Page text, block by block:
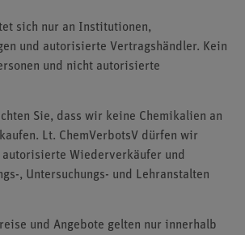
sich nur an Institutionen,
und autorisierte Vertragshändler. Kein
und nicht autorisierte
Sie, dass wir keine Chemikalien an
Lt. ChemVerbotsV dürfen wir
autorisierte Wiederverkäufer und
, Untersuchungs- und Lehranstalten
und Angebote gelten nur innerhalb